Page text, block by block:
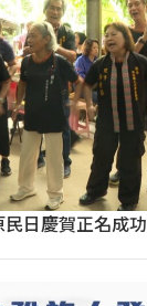
日慶賀正名成功